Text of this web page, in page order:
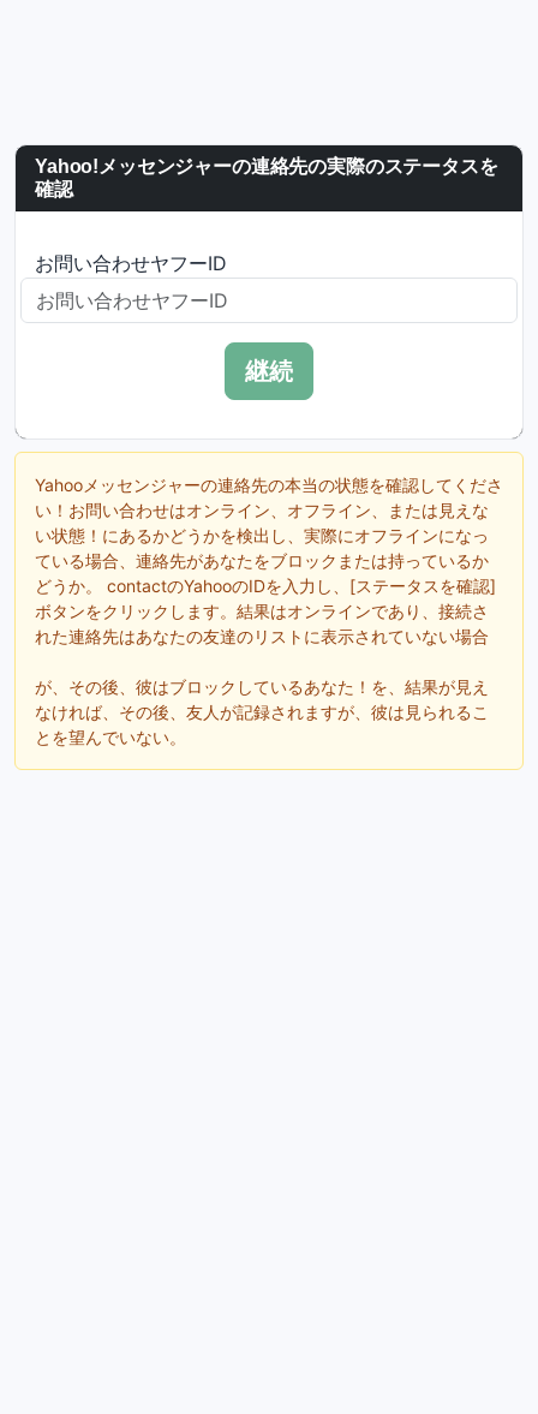
Yahoo!メッセンジャーの連絡先の実際のステータスを
確認
お問い合わせヤフーID
継続
Yahooメッセンジャーの連絡先の本当の状態を確認してくださ
い！お問い合わせはオンライン、オフライン、または見えな
い状態！にあるかどうかを検出し、実際にオフラインになっ
ている場合、連絡先があなたをブロックまたは持っているか
どうか。 contactのYahooのIDを入力し、[ステータスを確認]
ボタンをクリックします。結果はオンラインであり、接続さ
れた連絡先はあなたの友達のリストに表示されていない場合
が、その後、彼はブロックしているあなた！を、結果が見え
なければ、その後、友人が記録されますが、彼は見られるこ
とを望んでいない。